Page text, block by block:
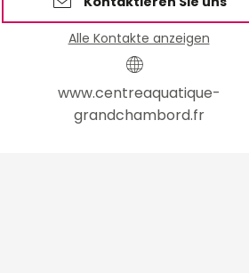
Alle Kontakte anzeigen
www.centreaquatique-
grandchambord.fr